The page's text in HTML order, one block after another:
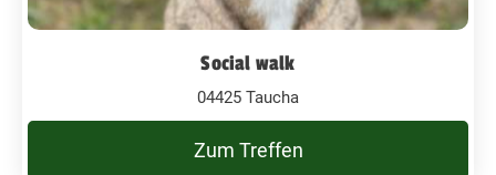
Social walk
04425 Taucha
Zum Treffen